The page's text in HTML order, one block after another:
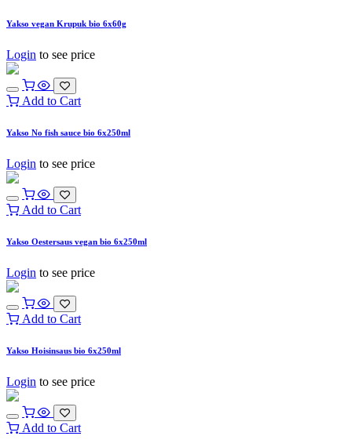
Yakso vegan Krupuk bio 6x60g
Login to see price
Add to Cart
Yakso No fish sauce bio 6x250ml
Login to see price
Add to Cart
Yakso Oestersaus vegan bio 6x250ml
Login to see price
Add to Cart
Yakso Hoisinsaus bio 6x250ml
Login to see price
Add to Cart